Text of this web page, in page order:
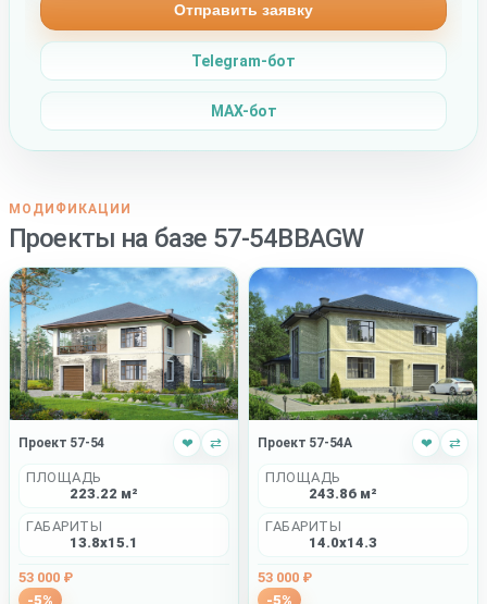
Отправить заявку
Telegram-бот
MAX-бот
МОДИФИКАЦИИ
Проекты на базе 57-54BBAGW
Проект 57-54 ❤ ⇄
ПЛОЩАДЬ
223.22 м²
ГАБАРИТЫ
13.8x15.1
53 000 ₽
-5%
Проект 57-54A ❤ ⇄
ПЛОЩАДЬ
243.86 м²
ГАБАРИТЫ
14.0x14.3
53 000 ₽
-5%